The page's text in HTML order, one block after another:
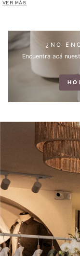
VER MÁS
¿NO
Encuentra acá